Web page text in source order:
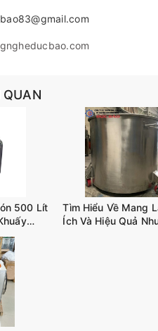
QUAN
500 Lít
Tìm Hiểu Về Mang
Ích Và Hiệu Quả